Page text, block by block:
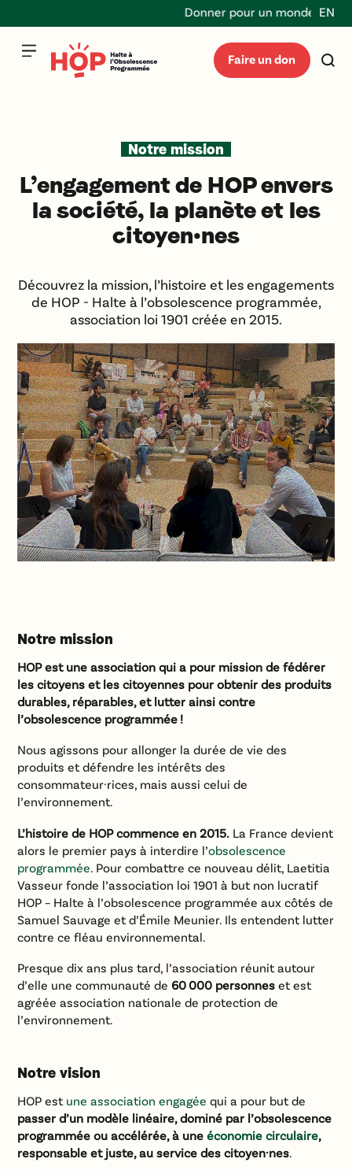
Donner pour un monde EN
Faire un don
Notre mission
L’engagement de HOP envers
la société, la planète et les
citoyen·nes
Découvrez la mission, l’histoire et les engagements
de HOP - Halte à l’obsolescence programmée,
association loi 1901 créée en 2015.
Notre mission
HOP est une association qui a pour mission de fédérer
les citoyens et les citoyennes pour obtenir des produits
durables, réparables, et lutter ainsi contre
l’obsolescence programmée !
Nous agissons pour allonger la durée de vie des
produits et défendre les intérêts des
consommateur·rices, mais aussi celui de
l’environnement.
L’histoire de HOP commence en 2015. La France devient
alors le premier pays à interdire l’obsolescence
programmée . Pour combattre ce nouveau délit, Laetitia
Vasseur fonde l’association loi 1901 à but non lucratif
HOP – Halte à l’obsolescence programmée aux côtés de
Samuel Sauvage et d’Émile Meunier. Ils entendent lutter
contre ce fléau environnemental.
Presque dix ans plus tard, l’association réunit autour
d’elle une communauté de60 000 personnes et est
agréée association nationale de protection de
l’environnement.
Notre vision
HOP est une association engagée qui a pour but de
passer d’un modèle linéaire, dominé par l’obsolescence
programmée ou accélérée, à uneéconomie circulaire,
responsable et juste, au service des citoyen·nes.